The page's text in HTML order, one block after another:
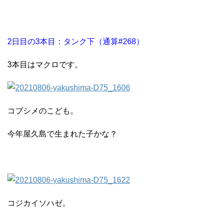
2日目の3本目：タンク下（通算#268）
3本目はマクロです。
コブシメのこども。
今年屋久島で生まれた子かな？
コジカイソハゼ。